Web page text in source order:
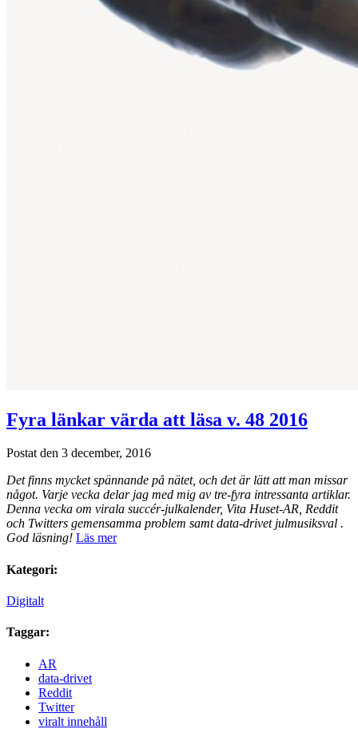
Fyra länkar värda att läsa v. 48 2016
Postat den 3 december, 2016
Det finns mycket spännande på nätet, och det är lätt att man missar
något. Varje vecka delar jag med mig av tre-fyra intressanta artiklar.
Denna vecka om virala succér-julkalender, Vita Huset-AR, Reddit
och Twitters gemensamma problem samt data-drivet julmusiksval .
God läsning! Läs mer
Kategori:
Digitalt
Taggar:
AR
data-drivet
Reddit
Twitter
viralt innehåll